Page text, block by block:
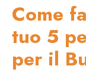
Come
tuo 5
per il